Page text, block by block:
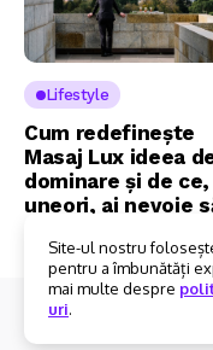
Lifestyle
Cum redefinește
Masaj Lux ideea
dominare și de ce,
uneori, ai nevoie
Site-ul nostru
pentru a îmbunătăți
mai multe despre
uri.